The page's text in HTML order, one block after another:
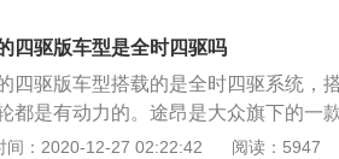
非独立悬架。双叉臂悬架可以抑制刹
性和乘坐舒适性。多连杆整体桥悬架
能某些地方还存在加价售车，这也就
四驱版车型是全时四驱吗
四驱版车型搭载的是全时四驱系统，
都是有动力的。途昂是大众旗下的一
机，分别是低功率版2.0升涡轮增压发
间：2020-12-27 02:22:42 阅读：5947